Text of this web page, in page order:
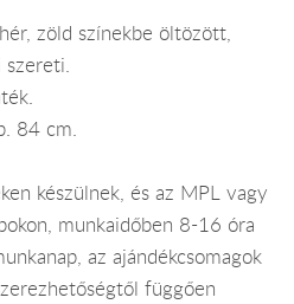
zöld színekbe öltözött,
szereti.
84 cm.
készülnek, és az MPL vagy
munkaidőben 8-16 óra
az ajándékcsomagok
függően